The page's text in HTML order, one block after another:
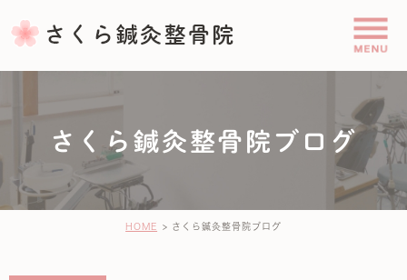
さくら鍼灸整骨院ブログ
HOME さくら鍼灸整骨院ブログ